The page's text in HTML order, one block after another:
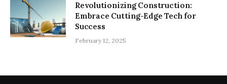
Revolutionizing Construction:
Embrace Cutting-Edge Tech for
Success
February 12, 2025